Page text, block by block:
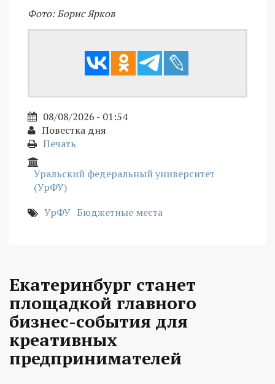
Фото: Борис Ярков
08/08/2026 - 01:54
Повестка дня
Печать
Уральский федеральный университет
(УрФУ)
УрФУ Бюджетные места
Екатеринбург станет
площадкой главного
бизнес-события для
креативных
предпринимателей